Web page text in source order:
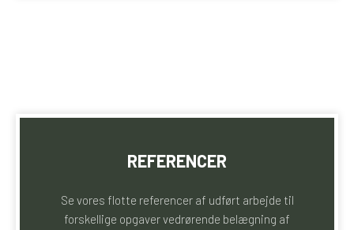
REFERENCER
Se vores flotte referencer af udført arbejde til
forskellige opgaver vedrørende belægning af